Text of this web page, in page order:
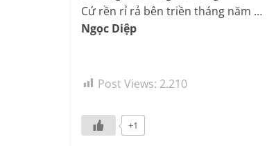
Cứ rền rỉ rả bên triền tháng năm …
Ngọc Diệp
Post Views: 2.210
+1